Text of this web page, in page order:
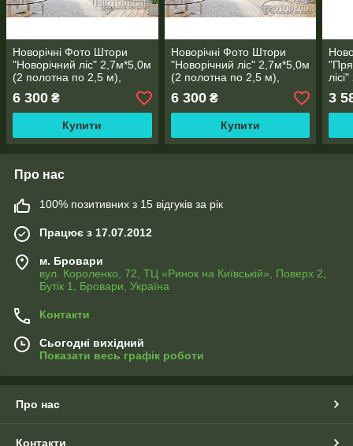
Новорічні Фото Штори
"Новорічний ліс" 2,7м*5,0м
(2 полотна по 2,5 м),
6 300 ₴
Купити
Новорічні Фото Штори
"Новорічний ліс" 2,7м*5,0м
(2 полотна по 2,5 м),
6 300₴
Купити
3
Про нас
100% позитивних з 15 відгуків за рік
Працює з 17.07.2012
м. Бровари
вул. Короленко, 72, ТЦ «Ринок на Київській», Поверх 2,
Бутік 1, Бровари, Україна
Контакти
Сьогодні вихідний
Показати весь графік роботи
Про нас
Контакти